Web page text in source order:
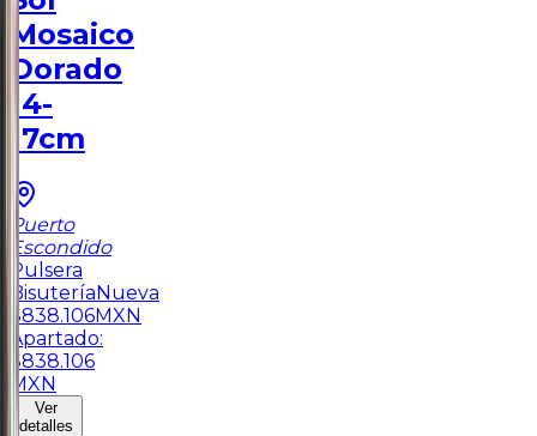
Mosaico
Dorado
14-
17cm
Puerto
Escondido
Pulsera
BisuteríaNueva
$838.106MXN
Apartado:
$838.106
MXN
Ver
detalles